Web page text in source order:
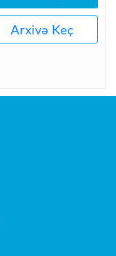
Arxivə Keç